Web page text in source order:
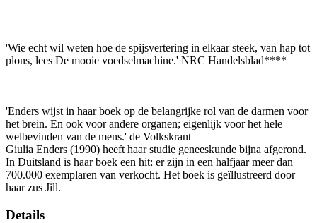
'Wie echt wil weten hoe de spijsvertering in elkaar steek, van hap tot
plons, lees De mooie voedselmachine.' NRC Handelsblad****
'Enders wijst in haar boek op de belangrijke rol van de darmen voor
het brein. En ook voor andere organen; eigenlijk voor het hele
welbevinden van de mens.' de Volkskrant
Giulia Enders (1990) heeft haar studie geneeskunde bijna afgerond.
In Duitsland is haar boek een hit: er zijn in een halfjaar meer dan
700.000 exemplaren van verkocht. Het boek is geïllustreerd door
haar zus Jill.
Details